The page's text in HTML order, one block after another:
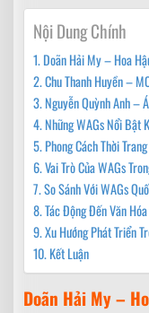
Nội Dung Chính
Doãn Hải My – Hoa
Chu Thanh Huyền –
Nguyễn Quỳnh Anh –
Những WAGs Nổi Bật
Phong Cách Thời
Vai Trò Của WAGs
So Sánh Với WAGs
Tác Động Đến Văn
Xu Hướng Phát Triển
Kết Luận
Doãn Hải My –